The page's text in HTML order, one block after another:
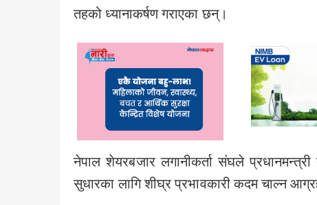
तहको ध्यानाकर्षण गराएका छन्।
नेपाल शेयरबजार लगानीकर्ता संघले प्रधानमन्त्री
सुधारका लागि शीघ्र प्रभावकारी कदम चाल्न